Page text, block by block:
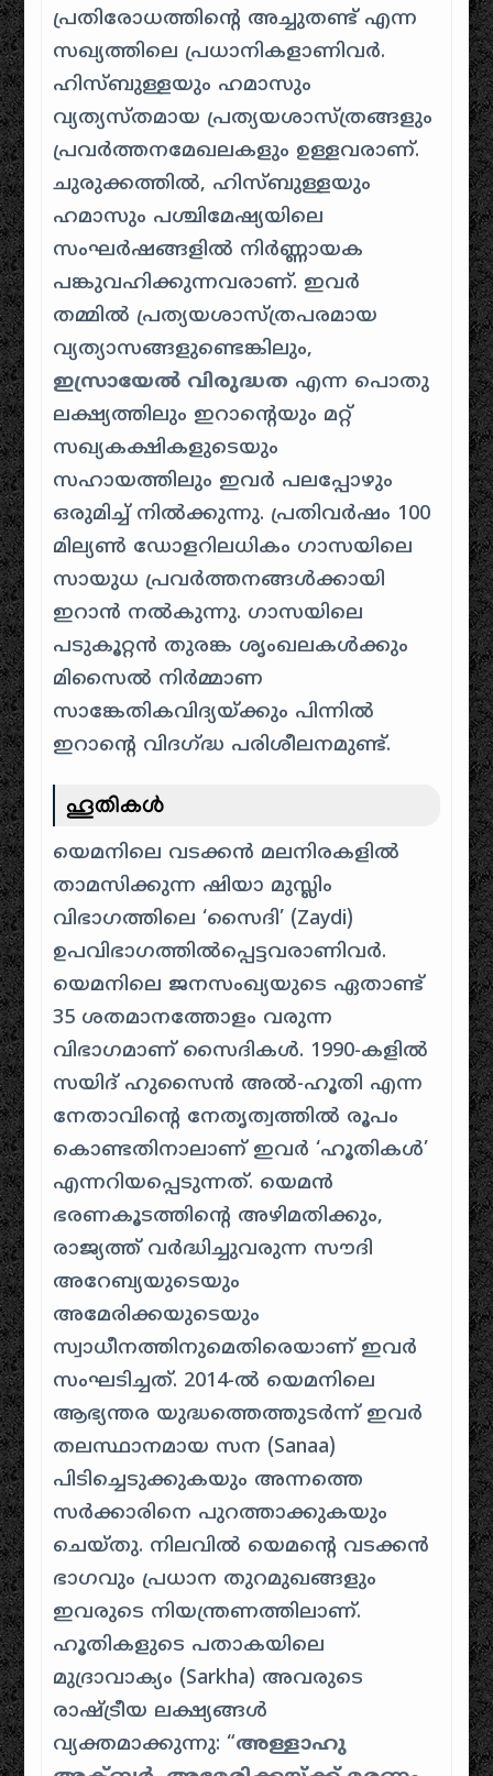
പ്രതിരോധത്തിന്റെ അച്ചുതണ്ട് എന്ന
സഖ്യത്തിലെ പ്രധാനികളാണിവർ.
ഹിസ്ബുള്ളയും ഹമാസും
വ്യത്യസ്തമായ പ്രത്യയശാസ്ത്രങ്ങളും
പ്രവർത്തനമേഖലകളും ഉള്ളവരാണ്.
ചുരുക്കത്തിൽ, ഹിസ്ബുള്ളയും
ഹമാസും പശ്ചിമേഷ്യയിലെ
സംഘർഷങ്ങളിൽ നിർണ്ണായക
പങ്കുവഹിക്കുന്നവരാണ്. ഇവർ
തമ്മിൽ പ്രത്യയശാസ്ത്രപരമായ
വ്യത്യാസങ്ങളുണ്ടെങ്കിലും,
ഇസ്രായേൽ വിരുദ്ധത എന്ന പൊതു
ലക്ഷ്യത്തിലും ഇറാന്റെയും മറ്റ്
സഖ്യകക്ഷികളുടെയും
സഹായത്തിലും ഇവർ പലപ്പോഴും
ഒരുമിച്ച് നിൽക്കുന്നു. പ്രതിവർഷം 100
മില്യൺ ഡോളറിലധികം ഗാസയിലെ
സായുധ പ്രവർത്തനങ്ങൾക്കായി
ഇറാൻ നൽകുന്നു. ഗാസയിലെ
പടുകൂറ്റൻ തുരങ്ക ശൃംഖലകൾക്കും
മിസൈൽ നിർമ്മാണ
സാങ്കേതികവിദ്യയ്ക്കും പിന്നിൽ
ഇറാന്റെ വിദഗ്ദ്ധ പരിശീലനമുണ്ട്.
ഹൂതികൾ
യെമനിലെ വടക്കൻ മലനിരകളിൽ
താമസിക്കുന്ന ഷിയാ മുസ്ലിം
വിഭാഗത്തിലെ ‘സൈദി’ (Zaydi)
ഉപവിഭാഗത്തിൽപ്പെട്ടവരാണിവർ.
യെമനിലെ ജനസംഖ്യയുടെ ഏതാണ്ട്
35 ശതമാനത്തോളം വരുന്ന
വിഭാഗമാണ് സൈദികൾ. 1990-കളിൽ
സയിദ് ഹുസൈൻ അൽ-ഹൂതി എന്ന
നേതാവിന്റെ നേതൃത്വത്തിൽ രൂപം
കൊണ്ടതിനാലാണ് ഇവർ ‘ഹൂതികൾ’
എന്നറിയപ്പെടുന്നത്. യെമൻ
ഭരണകൂടത്തിന്റെ അഴിമതിക്കും,
രാജ്യത്ത് വർദ്ധിച്ചുവരുന്ന സൗദി
അറേബ്യയുടെയും
അമേരിക്കയുടെയും
സ്വാധീനത്തിനുമെതിരെയാണ് ഇവർ
സംഘടിച്ചത്. 2014-ൽ യെമനിലെ
ആഭ്യന്തര യുദ്ധത്തെത്തുടർന്ന് ഇവർ
തലസ്ഥാനമായ സന (Sanaa)
പിടിച്ചെടുക്കുകയും അന്നത്തെ
സർക്കാരിനെ പുറത്താക്കുകയും
ചെയ്തു. നിലവിൽ യെമന്റെ വടക്കൻ
ഭാഗവും പ്രധാന തുറമുഖങ്ങളും
ഇവരുടെ നിയന്ത്രണത്തിലാണ്.
ഹൂതികളുടെ പതാകയിലെ
മുദ്രാവാക്യം (Sarkha) അവരുടെ
രാഷ്ട്രീയ ലക്ഷ്യങ്ങൾ
വ്യക്തമാക്കുന്നു: “അള്ളാഹു